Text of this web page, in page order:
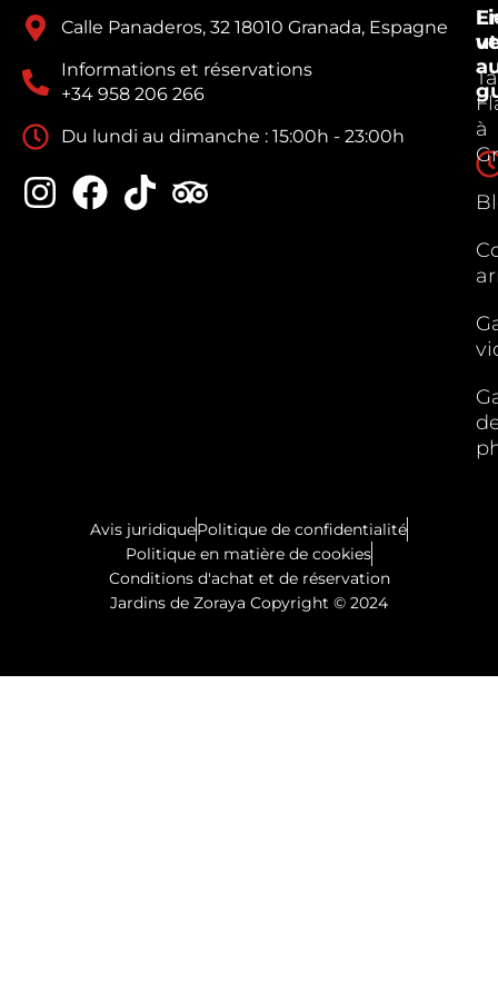
Calle Panaderos, 32 18010 Granada, Espagne
Informations et réservations
+34 958 206 266
Du lundi au dimanche : 15:00h - 23:00h
à
Avis juridiquePolitique de confidentialité
Politique en matière de cookies
Conditions d'achat et de réservation
Jardins de Zoraya Copyright © 2024